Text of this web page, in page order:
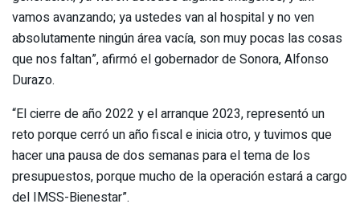
vamos avanzando; ya ustedes van al hospital y no ven
absolutamente ningún área vacía, son muy pocas las cosas
que nos faltan”, afirmó el gobernador de Sonora, Alfonso
Durazo.
“El cierre de año 2022 y el arranque 2023, representó un
reto porque cerró un año fiscal e inicia otro, y tuvimos que
hacer una pausa de dos semanas para el tema de los
presupuestos, porque mucho de la operación estará a cargo
del IMSS-Bienestar”.